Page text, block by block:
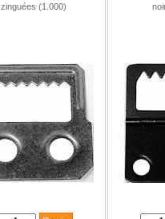
zinguées (1.000)